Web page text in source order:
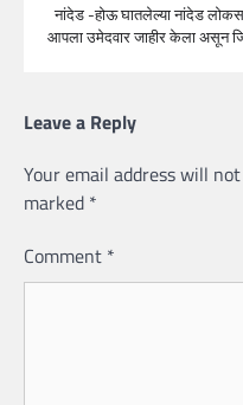
नांदेड -होऊ घातलेल्या नांदेड
आपला उमेदवार जाहीर केला असून
Leave a Reply
Your email address will
marked *
Comment *